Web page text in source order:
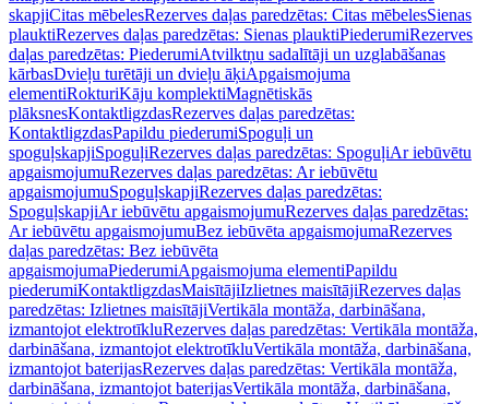
skapjiCitas mēbelesRezerves daļas paredzētas: Citas mēbelesSienas
plauktiRezerves daļas paredzētas: Sienas plauktiPiederumiRezerves
daļas paredzētas: PiederumiAtvilktņu sadalītāji un uzglabāšanas
kārbasDvieļu turētāji un dvieļu āķiApgaismojuma
elementiRokturiKāju komplektiMagnētiskās
plāksnesKontaktligzdasRezerves daļas paredzētas:
KontaktligzdasPapildu piederumiSpoguļi un
spoguļskapjiSpoguļiRezerves daļas paredzētas: SpoguļiAr iebūvētu
apgaismojumuRezerves daļas paredzētas: Ar iebūvētu
apgaismojumuSpoguļskapjiRezerves daļas paredzētas:
SpoguļskapjiAr iebūvētu apgaismojumuRezerves daļas paredzētas:
Ar iebūvētu apgaismojumuBez iebūvēta apgaismojumaRezerves
daļas paredzētas: Bez iebūvēta
apgaismojumaPiederumiApgaismojuma elementiPapildu
piederumiKontaktligzdasMaisītājiIzlietnes maisītājiRezerves daļas
paredzētas: Izlietnes maisītājiVertikāla montāža, darbināšana,
izmantojot elektrotīkluRezerves daļas paredzētas: Vertikāla montāža,
darbināšana, izmantojot elektrotīkluVertikāla montāža, darbināšana,
izmantojot baterijasRezerves daļas paredzētas: Vertikāla montāža,
darbināšana, izmantojot baterijasVertikāla montāža, darbināšana,